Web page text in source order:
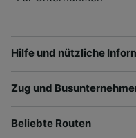
Hilfe und nützliche
Zug und
Beliebte Routen